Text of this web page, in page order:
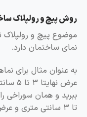
روشپیچ و رولپلاک
موضوع پیچ و رولپلاک
نمای ساختمان دارد.
عرض
تا ۳ سانتی متری و عرض ۳۰ تا ۴۰ سانتی متری کار می کنید.